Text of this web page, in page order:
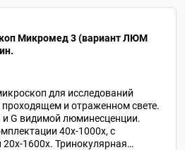
Микромед 3 (вариант ЛЮМ
для исследований
проходящем и отраженном свете.
G видимой люминесценции.
40х-1000х, с
1600х. Тринокулярная